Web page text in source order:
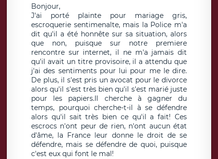
Bonjour,
J'ai porté plainte pour mariage gris,
escroquerie sentimenalte, mais la Police m'a
dit qu'il a été honnête sur sa situation, alors
que non, puisque sur notre premiere
rencontre sur internet, il ne m'a jamais dit
qu'il avait un titre provisoire, il a attendu que
j'ai des sentiments pour lui pour me le dire.
De plus, il s'est pris un avocat pour le divorce
alors qu'il s'est très bien qu'il s'est marié juste
pour les papiers.Il cherche à gagner du
temps, pourquoi cherche-t-il à se défendre
alors qu'il sait très bien ce qu'il a fait! Ces
escrocs n'ont peur de rien, n'ont aucun état
d'âme, la France leur donne le droit de se
défendre, mais se défendre de quoi, puisque
c'est eux qui font le mal!